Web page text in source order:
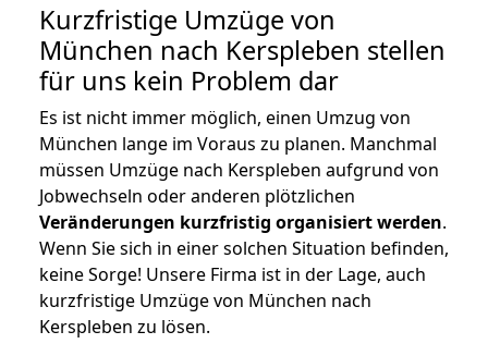
Kurzfristige Umzüge von
München nach Kerspleben stellen
für uns kein Problem dar
Es ist nicht immer möglich, einen Umzug von
München lange im Voraus zu planen. Manchmal
müssen Umzüge nach Kerspleben aufgrund von
Jobwechseln oder anderen plötzlichen
Veränderungen kurzfristig organisiert werden.
Wenn Sie sich in einer solchen Situation befinden,
keine Sorge! Unsere Firma ist in der Lage, auch
kurzfristige Umzüge von München nach
Kerspleben zu lösen.